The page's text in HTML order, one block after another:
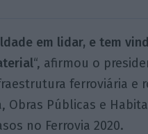
em lidar, e tem
“, afirmou o
ferroviária e
Obras Públicas e
no Ferrovia 2020.